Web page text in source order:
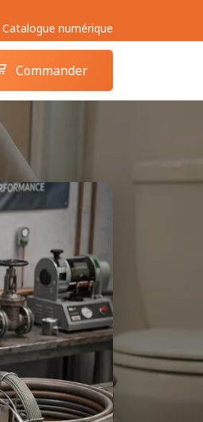
Catalogue numérique
Panier
Commander